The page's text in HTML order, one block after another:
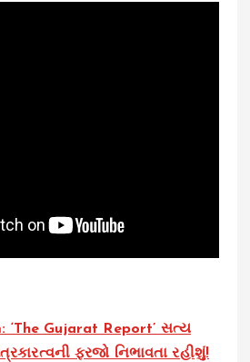
‘The Gujarat Report’ સત્ય
ફરજો નિભાવતા રહીશું!